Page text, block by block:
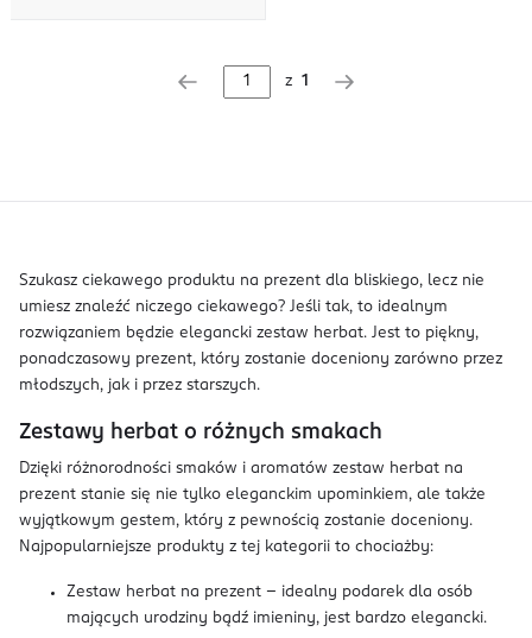
z 1
Szukasz ciekawego produktu na prezent dla bliskiego, lecz nie
umiesz znaleźć niczego ciekawego? Jeśli tak, to idealnym
rozwiązaniem będzie elegancki zestaw herbat. Jest to piękny,
ponadczasowy prezent, który zostanie doceniony zarówno przez
młodszych, jak i przez starszych.
Zestawy herbat o różnych smakach
Dzięki różnorodności smaków i aromatów zestaw herbat na
prezent stanie się nie tylko eleganckim upominkiem, ale także
wyjątkowym gestem, który z pewnością zostanie doceniony.
Najpopularniejsze produkty z tej kategorii to chociażby:
Zestaw herbat na prezent – idealny podarek dla osób
mających urodziny bądź imieniny, jest bardzo elegancki.